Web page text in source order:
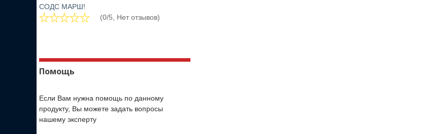
СОДС МАРШ!
(0/5, Нет отзывов)
Помощь
Если Вам нужна помощь по данному
продукту, Вы можете задать вопросы
нашему эксперту